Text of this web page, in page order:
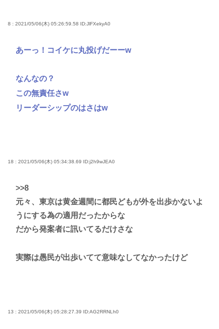
8 : 2021/05/06(木) 05:26:59.58 ID:JlFXekyA0
あーっ！コイケに丸投げだーーw
なんなの？
この無責任さw
リーダーシップのはさはw
18 : 2021/05/06(木) 05:34:38.69 ID:j2h9wJEA0
>>8
元々、東京は黄金週間に都民どもが外を出歩かないよ
うにする為の適用だったからな
だから発案者に訊いてるだけさな
実際は愚民が出歩いてて意味なしてなかったけど
13 : 2021/05/06(木) 05:28:27.39 ID:AG2RRNLh0